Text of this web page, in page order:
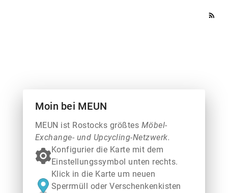
rss_feed
Moin bei MEUN
MEUN ist Rostocks größtes Möbel-
Exchange- und Upcycling-Netzwerk.
Konfigurier die Karte mit dem
Einstellungssymbol unten rechts.
Klick in die Karte um neuen
Sperrmüll oder Verschenkenkisten